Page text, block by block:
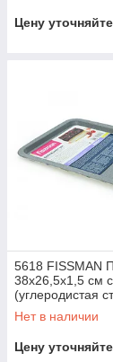
Цену уточняйте
5618 FISSMAN
38x26,5x1,5 см
(углеродистая
антипригарным
Нет в наличии
Цену уточняйте